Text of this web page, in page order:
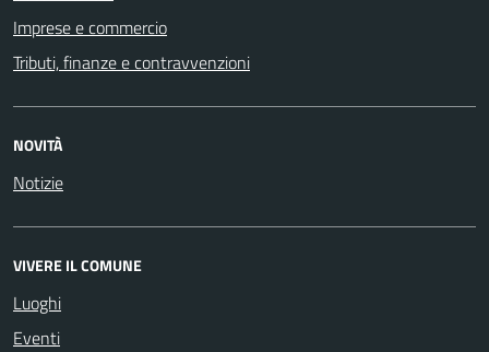
Imprese e commercio
Tributi, finanze e contravvenzioni
NOVITÀ
Notizie
VIVERE IL COMUNE
Luoghi
Eventi